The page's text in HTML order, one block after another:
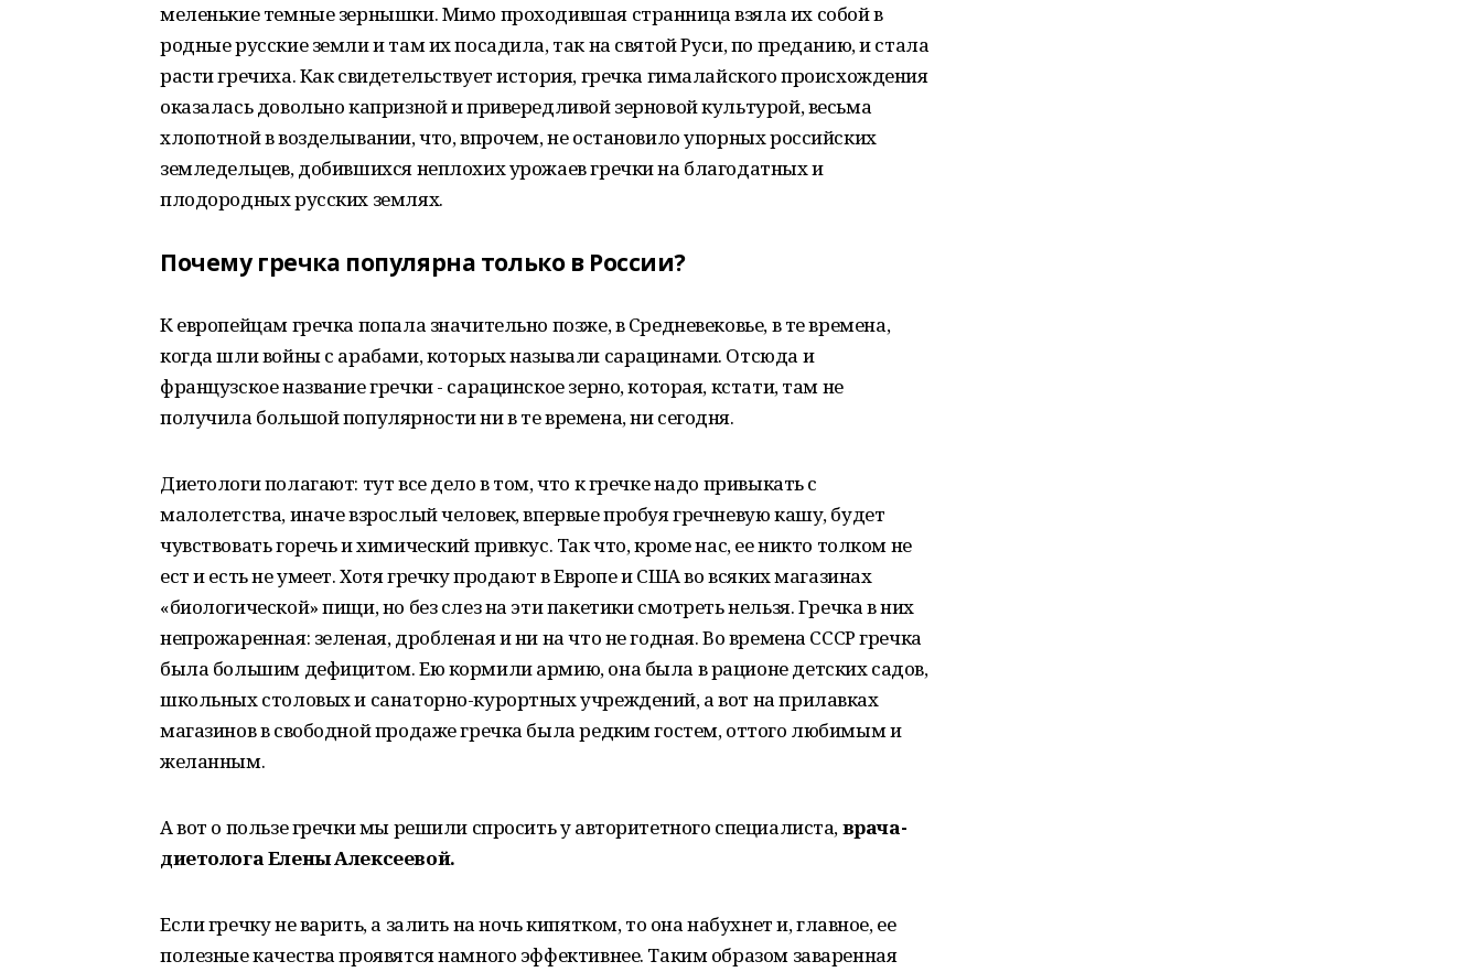
меленькие темные зернышки. Мимо проходившая странница взяла их собой в
родные русские земли и там их посадила, так на святой Руси, по преданию, и стала
расти гречиха. Как свидетельствует история, гречка гималайского происхождения
оказалась довольно капризной и привередливой зерновой культурой, весьма
хлопотной в возделывании, что, впрочем, не остановило упорных российских
земледельцев, добившихся неплохих урожаев гречки на благодатных и
плодородных русских землях.
Почему гречка популярна только в России?
К европейцам гречка попала значительно позже, в Средневековье, в те времена,
когда шли войны с арабами, которых называли сарацинами. Отсюда и
французское название гречки - сарацинское зерно, которая, кстати, там не
получила большой популярности ни в те времена, ни сегодня.
Диетологи полагают: тут все дело в том, что к гречке надо привыкать с
малолетства, иначе взрослый человек, впервые пробуя гречневую кашу, будет
чувствовать горечь и химический привкус. Так что, кроме нас, ее никто толком не
ест и есть не умеет. Хотя гречку продают в Европе и США во всяких магазинах
«биологической» пищи, но без слез на эти пакетики смотреть нельзя. Гречка в них
непрожаренная: зеленая, дробленая и ни на что не годная. Во времена СССР гречка
была большим дефицитом. Ею кормили армию, она была в рационе детских садов,
школьных столовых и санаторно-курортных учреждений, а вот на прилавках
магазинов в свободной продаже гречка была редким гостем, оттого любимым и
желанным.
А вот о пользе гречки мы решили спросить у авторитетного специалиста,врача-
диетолога Елены Алексеевой.
Если гречку не варить, а залить на ночь кипятком, то она набухнет и, главное, ее
полезные качества проявятся намного эффективнее. Таким образом заваренная